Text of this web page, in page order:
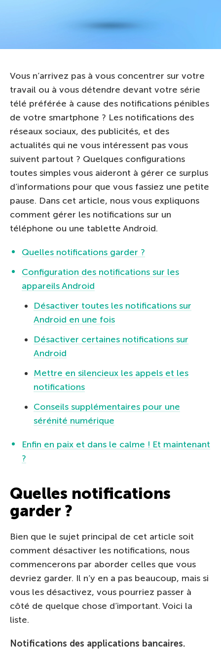
Vous n’arrivez pas à vous concentrer sur votre
travail ou à vous détendre devant votre série
télé préférée à cause des notifications pénibles
de votre smartphone ? Les notifications des
réseaux sociaux, des publicités, et des
actualités qui ne vous intéressent pas vous
suivent partout ? Quelques configurations
toutes simples vous aideront à gérer ce surplus
d’informations pour que vous fassiez une petite
pause. Dans cet article, nous vous expliquons
comment gérer les notifications sur un
téléphone ou une tablette Android.
Quelles notifications garder ?
Configuration des notifications sur les
appareils Android
Désactiver toutes les notifications sur
Android en une fois
Désactiver certaines notifications sur
Android
Mettre en silencieux les appels et les
notifications
Conseils supplémentaires pour une
sérénité numérique
Enfin en paix et dans le calme ! Et maintenant
?
Quelles notifications
garder ?
Bien que le sujet principal de cet article soit
comment désactiver les notifications, nous
commencerons par aborder celles que vous
devriez garder. Il n’y en a pas beaucoup, mais si
vous les désactivez, vous pourriez passer à
côté de quelque chose d’important. Voici la
liste.
Notifications des applications bancaires.